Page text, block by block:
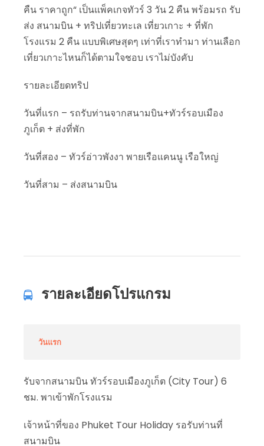
คืน ราคาถูก“ เป็นแพ็คเกจทัวร์ 3 วัน 2 คืน พร้อมรถ รับ
ส่ง สนามบิน + ทริปเที่ยวทะเล เที่ยวเกาะ + ที่พัก
โรงแรม 2 คืน แบบพิเศษสุดๆ เท่าที่เราทำมา ท่านเลือก
เที่ยวเกาะไหนก็ได้ตามใจชอบ เราไม่บังคับ
รายละเอียดทริป
วันที่แรก – รถรับท่านจากสนามบิน+ทัวร์รอบเมือง
ภูเก็ต + ส่งที่พัก
วันที่สอง – ทัวร์อ่าวพังงา พายเรือแคนนู เรือใหญ่
วันที่สาม – ส่งสนามบิน
รายละเอียดโปรแกรม
วันแรก
รับจากสนามบิน ทัวร์รอบเมืองภูเก็ต (City Tour) 6
ชม. พาเข้าพักโรงแรม
เจ้าหน้าที่ของ Phuket Tour Holiday รอรับท่านที่
สนามบิน